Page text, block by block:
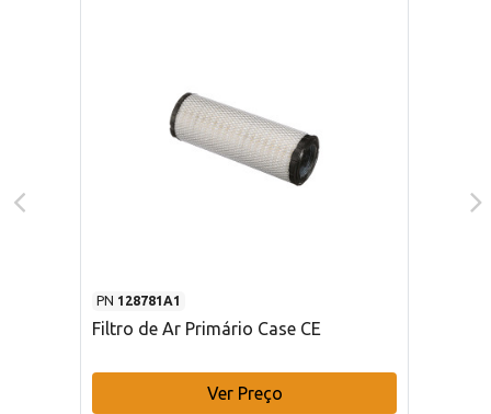
PN 128781A1
Filtro de Ar Primário Case CE
Ver Preço